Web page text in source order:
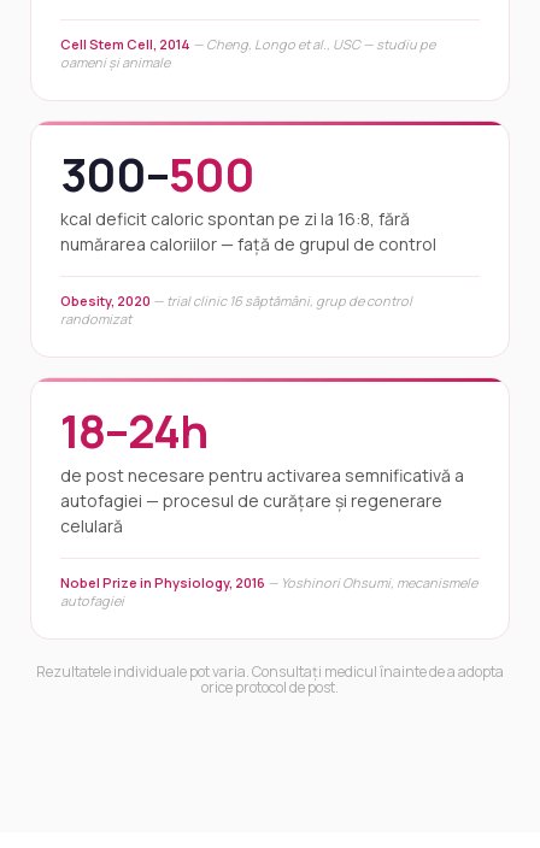
Cell Stem Cell, 2014 — Cheng, Longo et al., USC — studiu pe
oameni și animale
300–500
kcal deficit caloric spontan pe zi la 16:8, fără
numărarea caloriilor — față de grupul de control
Obesity, 2020 — trial clinic 16 săptămâni, grup de control
randomizat
18–24h
de post necesare pentru activarea semnificativă a
autofagiei — procesul de curățare și regenerare
celulară
Nobel Prize in Physiology, 2016 — Yoshinori Ohsumi, mecanismele
autofagiei
Rezultatele individuale pot varia. Consultați medicul înainte de a adopta
orice protocol de post.